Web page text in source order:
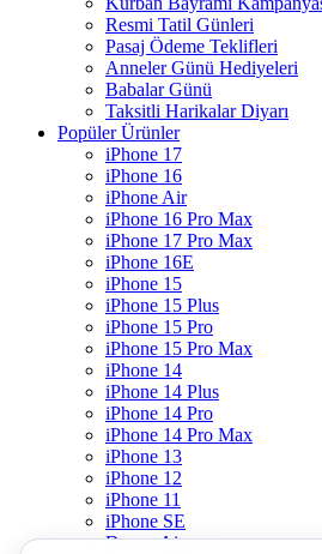
Resmi Tatil Günleri
Pasaj Ödeme Teklifleri
Anneler Günü Hediyeleri
Babalar Günü
Taksitli Harikalar Diyarı
Popüler Ürünler
iPhone 17
iPhone 16
iPhone Air
iPhone 16 Pro Max
iPhone 17 Pro Max
iPhone 16E
iPhone 15
iPhone 15 Plus
iPhone 15 Pro
iPhone 15 Pro Max
iPhone 14
iPhone 14 Plus
iPhone 14 Pro
iPhone 14 Pro Max
iPhone 13
iPhone 12
iPhone 11
iPhone SE
Dyson Airwrap